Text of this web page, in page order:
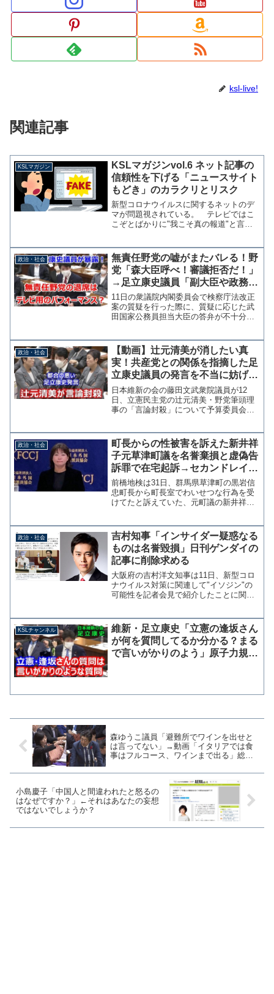
ksl-live!
関連記事
KSLマガジン
KSLマガジンvol.6 ネット記事の
信頼性を下げる「ニュースサイト
もどき」のカラクリとリスク
新型コロナウイルスに関するネットのデ
マが問題視されている。 テレビではこ
こぞとばかりに"我こそ真の報道"と言わ
に真偽不明の情報を流し続けている。主
にデマ情報を拡散してい...
政治・社会
無責任野党の嘘がまたバレる！野
党「森大臣呼べ！審議拒否だ！」
→足立康史議員「副大臣や政務官
に通告せず、呼ばなかったのは野
党なのに」
11日の衆議院内閣委員会で検察庁法改正
案の質疑を行った際に、質疑に応じた武
田国家公務員担当大臣の答弁が不十分だ
森法務大臣の出席を求めていたとい
う。 残余の質疑は15日に...
政治・社会
【動画】辻元清美が消したい真
実！共産党との関係を指摘した足
立康史議員の発言を不当に妨げ議
事録からの削除を要求
日本維新の会の藤田文武衆院議員が12
日、立憲民主党の辻元清美・野党筆頭理
事の「言論封殺」について予算委員会理
めた。 5日の予算委員会で維新の足立康
史議員が時間配分につい...
政治・社会
町長からの性被害を訴えた新井祥
子元草津町議を名誉棄損と虚偽告
訴罪で在宅起訴→セカンドレイプ
の町と中傷した人たちはいまどこ
へ？
前橋地検は31日、群馬県草津町の黒岩信
忠町長から町長室でわいせつな行為を受
けてたと訴えていた、元町議の新井祥子
町議を在宅起訴―前橋地検：時事ドット
コム 起訴状によると、...
政治・社会
吉村知事「インサイダー疑惑なる
ものは名誉毀損」日刊ゲンダイの
記事に削除求める
大阪府の吉村洋文知事は11日、新型コロ
ナウイルス対策に関連して"イソジン"の
可能性を記者会見で紹介したことに関し
になります」と指摘し削除を求めた。テ
リー氏が否定、チャー...
KSLチャンネル
維新・足立康史「立憲の逢坂さん
が何を質問してるか分かる？まる
で言いがかりのよう」原子力規制
森ゆうこ議員「避難所でワインを出せと
は言ってない」→動画「イタリアでは食
事はフルコース、ワインまで出る」総理
小島慶子「中国人と間違われたと怒るの
はなぜですか？」←それはあなたの妄想
ではないでしょうか？